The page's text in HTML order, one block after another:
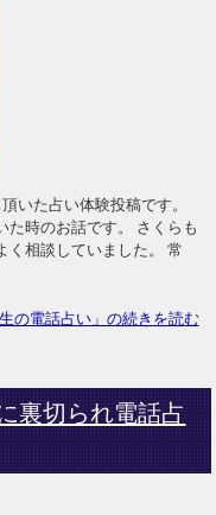
いた占い体験投稿です。
た時のお話です。 さくらも
く相談していました。 常
の電話占い」の続きを読む
裏切られ電話占